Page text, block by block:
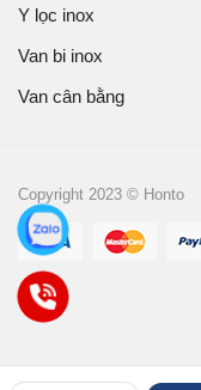
Y lọc inox
Van bi inox
Van cân bằng
Copyright 2023 © Honto